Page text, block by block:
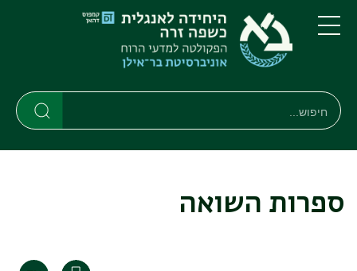
דילוג
לתוכן
העיקרי
דילוג
לתפריט
ניווט
ראשי
תפריט
חיפוש
חיפוש
ספרות השואה